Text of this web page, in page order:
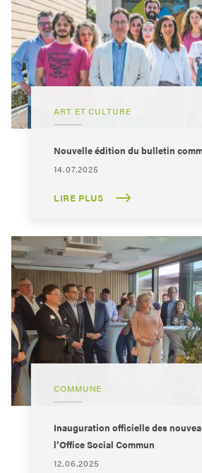
ART ET CULTURE
Nouvelle édition du bulletin
14.07.2025
LIRE PLUS
COMMUNE
Inauguration officielle des
l’Office Social Commun
12.06.2025